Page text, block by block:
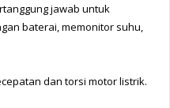
jawab untuk
baterai, memonitor suhu,
dan torsi motor listrik.